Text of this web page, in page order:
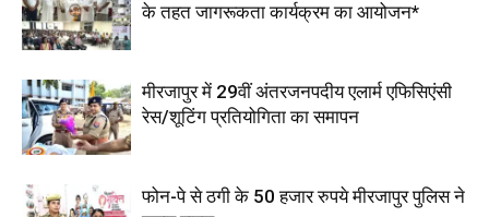
के तहत जागरूकता कार्यक्रम का आयोजन*
मीरजापुर में 29वीं अंतरजनपदीय एलार्म एफिसिएंसी
रेस/शूटिंग प्रतियोगिता का समापन
फोन-पे से ठगी के 50 हजार रुपये मीरजापुर पुलिस ने